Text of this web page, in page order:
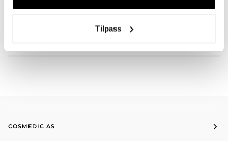
Tilpass
COSMEDIC AS